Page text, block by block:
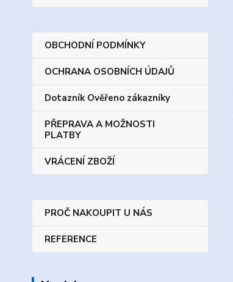
OBCHODNÍ PODMÍNKY
OCHRANA OSOBNÍCH ÚDAJŮ
Dotazník Ověřeno zákazníky
PŘEPRAVA A MOŽNOSTI
PLATBY
VRÁCENÍ ZBOŽÍ
PROČ NAKOUPIT U NÁS
REFERENCE